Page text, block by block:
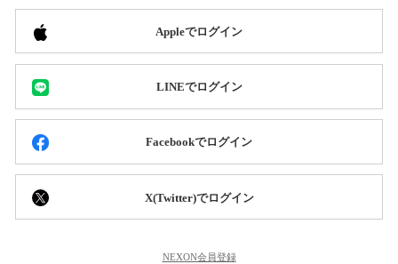
Appleでログイン
LINEでログイン
Facebookでログイン
X(Twitter)でログイン
NEXON会員登録